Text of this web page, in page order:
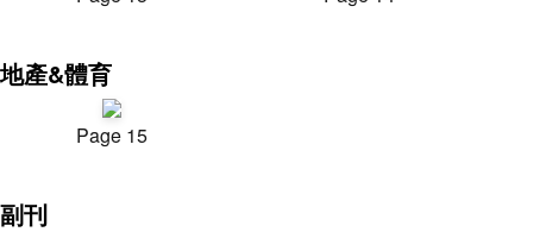
地產&體育
Page 15
副刊